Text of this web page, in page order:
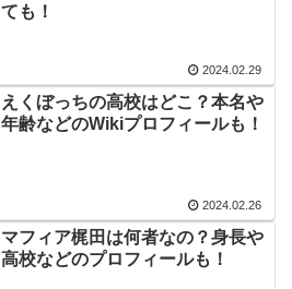
ても！
2024.02.29
えくぼっちの高校はどこ？本名や
年齢などのWikiプロフィールも！
2024.02.26
マフィア梶田は何者なの？身長や
高校などのプロフィールも！